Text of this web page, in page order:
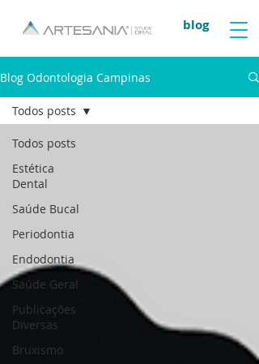
blog
Blog Odontologia Campinas
Todos posts
Estética
Dental
Saúde Bucal
Periodontia
Endodontia
Saúde Geral
Publicações
Diversas
Bruxismo
Todos posts